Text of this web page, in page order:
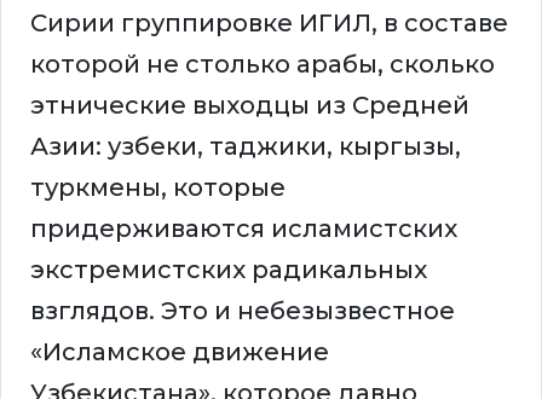
Сирии группировке ИГИЛ, в составе
которой не столько арабы, сколько
этнические выходцы из Средней
Азии: узбеки, таджики, кыргызы,
туркмены, которые
придерживаются исламистских
экстремистских радикальных
взглядов. Это и небезызвестное
«Исламское движение